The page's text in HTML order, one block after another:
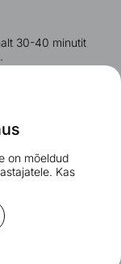
30-40 minutit
kui 100 mg
arstiga.
mis ei
on mõeldud
Kas